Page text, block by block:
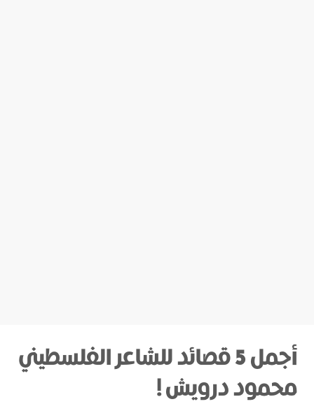
أجمل 5 قصائد للشاعر الفلسطيني
محمود درويش !